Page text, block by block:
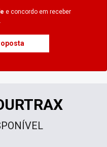
e concordo em receber